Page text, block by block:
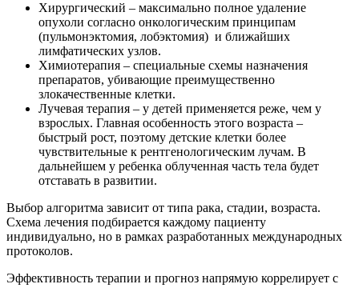
Хирургический – максимально полное удаление
опухоли согласно онкологическим принципам
(пульмонэктомия, лобэктомия) и ближайших
лимфатических узлов.
Химиотерапия – специальные схемы назначения
препаратов, убивающие преимущественно
злокачественные клетки.
Лучевая терапия – у детей применяется реже, чем у
взрослых. Главная особенность этого возраста –
быстрый рост, поэтому детские клетки более
чувствительные к рентгенологическим лучам. В
дальнейшем у ребенка облученная часть тела будет
отставать в развитии.
Выбор алгоритма зависит от типа рака, стадии, возраста.
Схема лечения подбирается каждому пациенту
индивидуально, но в рамках разработанных международных
протоколов.
Эффективность терапии и прогноз напрямую коррелирует с